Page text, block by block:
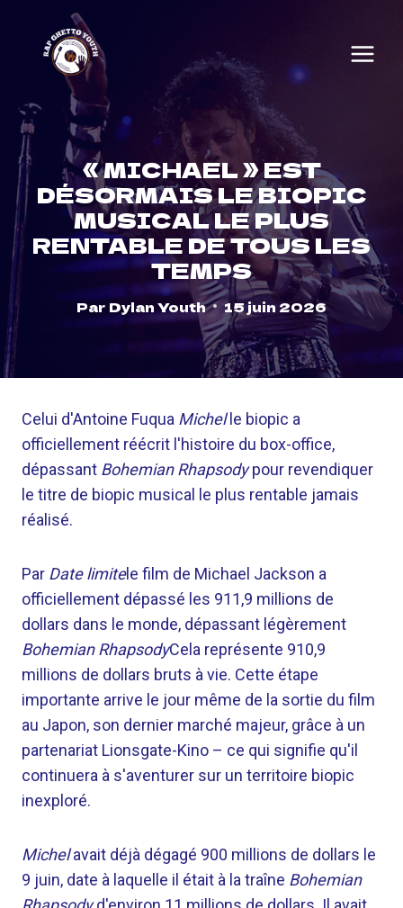
content
« MICHAEL » EST
DÉSORMAIS LE BIOPIC
MUSICAL LE PLUS
RENTABLE DE TOUS LES
TEMPS
Par Dylan Youth 15 juin 2026
Celui d'Antoine Fuqua Michel le biopic a
officiellement réécrit l'histoire du box-office,
dépassant Bohemian Rhapsodypour revendiquer
le titre de biopic musical le plus rentable jamais
réalisé.
Par Date limitele film de Michael Jackson a
officiellement dépassé les 911,9 millions de
dollars dans le monde, dépassant légèrement
Bohemian RhapsodyCela représente 910,9
millions de dollars bruts à vie. Cette étape
importante arrive le jour même de la sortie du film
au Japon, son dernier marché majeur, grâce à un
partenariat Lionsgate-Kino – ce qui signifie qu'il
continuera à s'aventurer sur un territoire biopic
inexploré.
Michelavait déjà dégagé 900 millions de dollars le
9 juin, date à laquelle il était à la traîne Bohemian